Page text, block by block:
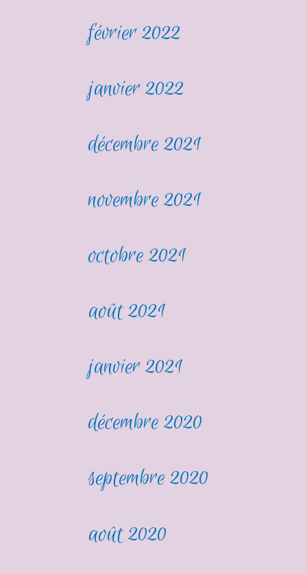
février 2022
janvier 2022
décembre 2021
novembre 2021
octobre 2021
août 2021
janvier 2021
décembre 2020
septembre 2020
août 2020